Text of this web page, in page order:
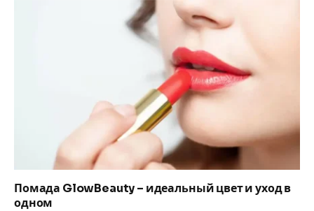
Помада GlowBeauty – идеальный цвет и уход в
одном